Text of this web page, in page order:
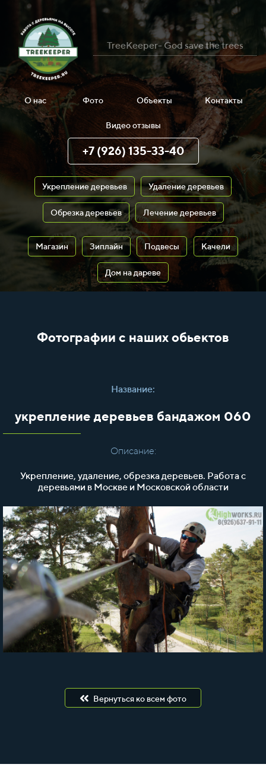
TreeKeeper- God save the trees
О нас Фото Объекты Контакты
Видео отзывы
+7 (926) 135-33-40
Укрепление деревьев Удаление деревьев
Обрезка деревьев Лечение деревьев
Магазин Зиплайн Подвесы Качели
Дом на дареве
Фотографии с наших обьектов
Название:
укрепление деревьев бандажом 060
Описание:
Укрепление, удаление, обрезка деревьев. Работа с
деревьями в Москве и Московской области
Вернуться ко всем фото